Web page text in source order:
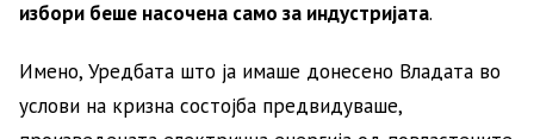
избори беше насочена само за индустријата.
Имено, Уредбата што ја имаше донесено Владата во
услови на кризна состојба предвидуваше,